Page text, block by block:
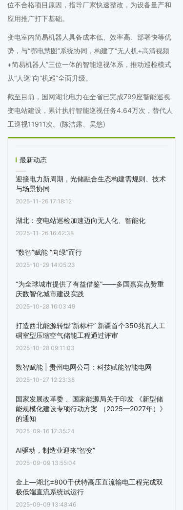
位不合格项目原因，指导厂家快速整改，为设备量产和
应用推广打下基础。
变电室内简易机器人具备成本低、效率高、部署快等优
势，与“鄂电慧图”系统协同，构建了“无人机+高清视频
+简易机器人”三位一体的智能巡视体系，推动巡检模式
从“人巡”向“机巡”全面升级。
截至目前，国网湖北电力在全省已完成799座智能巡视
变电站建设，累计执行智能巡视任务4.64万次，替代人
工巡视11911次。(陈洁露、吴悠)
最新动态
迎接电力新周期，光储融合生态构建需规则、技术
与场景协同
2025-11-26 17:18:12
湖北：变电站巡检加速迈向无人化、智能化
2025-11-26 16:42:38
“数智”赋能 “向绿”而行
2025-10-29 14:05:23
“为全球城市提供了有益借鉴”——多国嘉宾点赞重
庆数智化城市建设实践
2025-10-28 16:03:49
打造西北能源转型“新标杆” 新疆首个350兆瓦人工
硐室型压缩空气储能工程通过评审
2025-10-28 09:11:03
数智赋能 | 贵州电网公司：科技赋能智能电网
2025-10-27 12:23:38
国家发展改革委 、国家能源局关于印发 《新型储
能规模化建设专项行动方案 （2025—2027年）》
的通知
2025-09-16 17:35:24
AI驱动，制造业迎来“智变”
2025-09-09 13:55:04
金上—湖北±800千伏特高压直流输电工程完成双
极低端直流系统试运行
2025-09-09 13:48:46